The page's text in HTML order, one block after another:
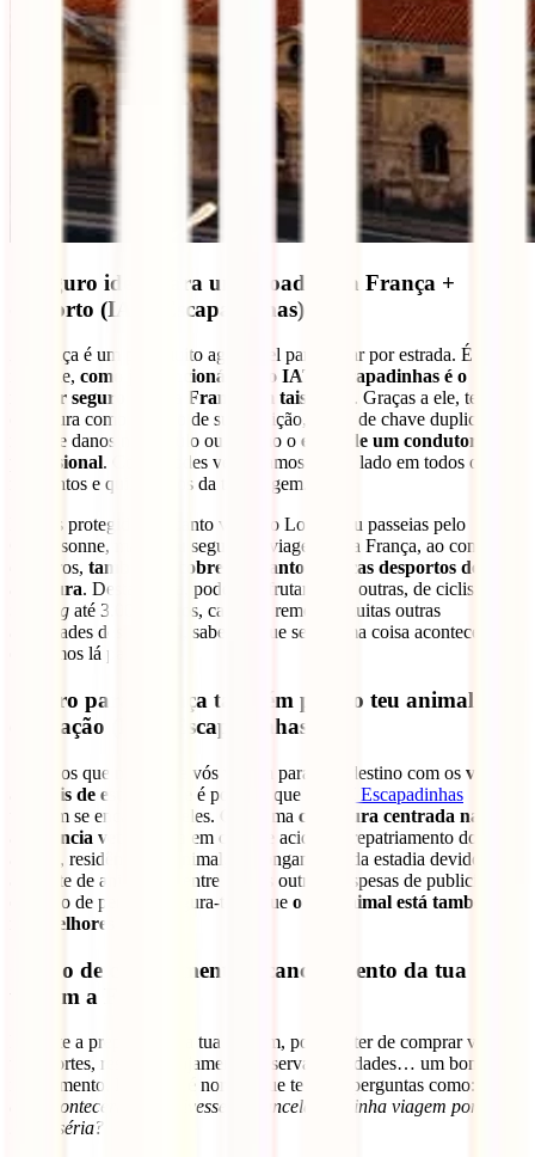
O seguro ideal para uma roadtrip a França +
desporto (IATI Escapadinhas)
A França é um país muito agradável para viajar por estrada. É por
isso que, como já mencionámos, o IATI Escapadinhas é o
melhor seguro para a França em tais casos
. Graças a ele, terás
cobertura como veículo de substituição, envio de chave duplicada,
roubo e danos no veículo ou mesmo o envio de um condutor
profissional. Como podes ver, estamos ao teu lado em todos os
momentos e quilómetros da tua viagem.
Estarás protegido enquanto visitas o Louvre ou passeias pelo
Carcassonne, mas o teu seguro de viagem para França, ao contrário
de outros, também te cobre enquanto praticas desportos de
aventura. Desta forma, podes desfrutar, entre outras, de ciclismo,
trekking até 3.000 metros, caiaque, remo ou muitas outras
actividades desportivas, sabendo que se alguma coisa acontecer,
estaremos lá para ti.
Seguro para França também para o teu animal de
estimação (IATI Escapadinhas)
Sabemos que muitos de vós viajam para este destino com os vossos
animais de estimação
e é por isso que o
IATI Escapadinhas
também se encarrega deles. Com uma cobertura centrada na
assistência veterinária
em caso de acidente, repatriamento do teu
animal, residência do animal, prolongamento da estadia devido a
acidente de animal ou, entre muitas outras, despesas de publicidade
em caso de perda, assegura-te de que o teu animal está também
nas melhores mãos.
Opção de cancelamento – cancelamento da tua
viagem a França
Durante a preparação da tua viagem, poderás ter de comprar voos,
transportes, reservar alojamento, reservar atividades… um bom
investimento. Portanto, é normal que te faças perguntas como:
que aconteceria se eu tivesse de cancelar a minha viagem por uma
razão séria?